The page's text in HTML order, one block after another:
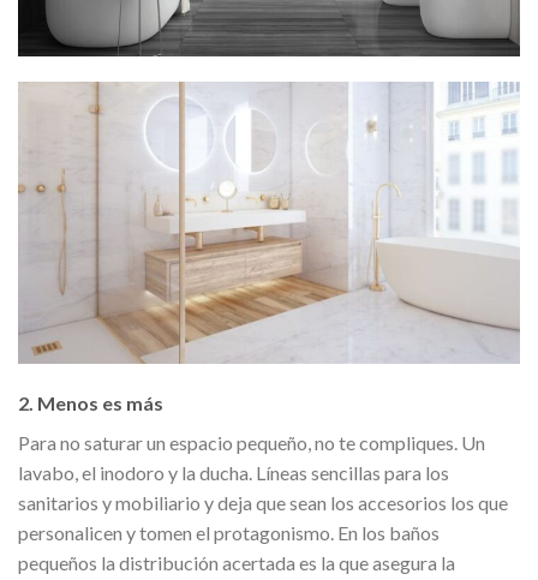
2. Menos es más
Para no saturar un espacio pequeño, no te compliques. Un
lavabo, el inodoro y la ducha. Líneas sencillas para los
sanitarios y mobiliario y deja que sean los accesorios los que
personalicen y tomen el protagonismo. En los baños
pequeños la distribución acertada es la que asegura la